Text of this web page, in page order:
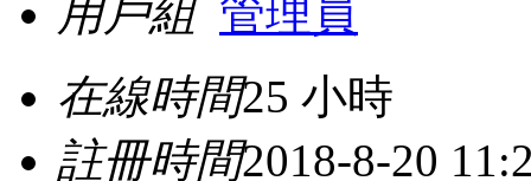
用戶組 管理員
在線時間25 小時
註冊時間2018-8-20